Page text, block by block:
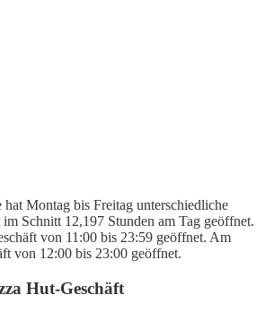
Montag bis Freitag unterschiedliche
Schnitt 12,197 Stunden am Tag geöffnet.
von 11:00 bis 23:59 geöffnet. Am
von 12:00 bis 23:00 geöffnet.
Hut-Geschäft